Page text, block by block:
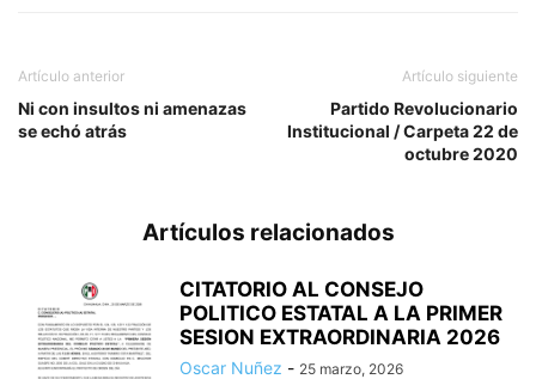
Artículo anterior
Ni con insultos ni amenazas
se echó atrás
Artículo siguiente
Partido Revolucionario
Institucional / Carpeta 22 de
octubre 2020
Artículos relacionados
CITATORIO AL CONSEJO
POLITICO ESTATAL A LA PRIMER
SESION EXTRAORDINARIA 2026
Oscar Nuñez - 25 marzo, 2026